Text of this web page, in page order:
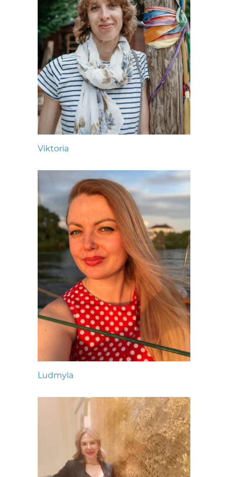
Viktoria
Ludmyla